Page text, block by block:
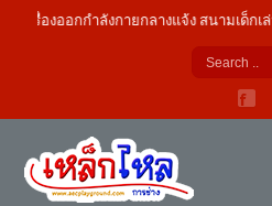
เครื่องออกกำลังกายกลางแจ้ง สนามเด็กเ